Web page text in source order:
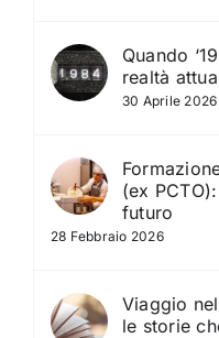
Quando
realtà
30 Aprile 2026
(ex
futuro
28 Febbraio 2026
Viaggio
le storie